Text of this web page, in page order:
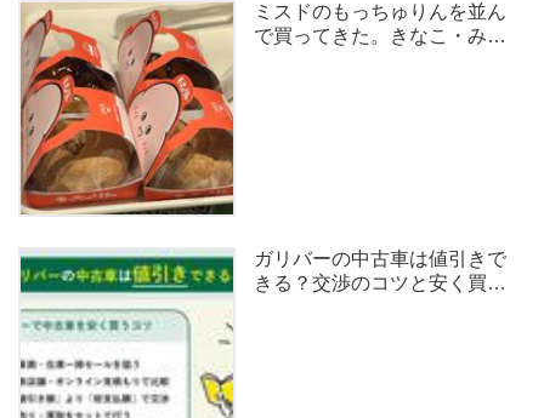
ミスドのもっちゅりんを並ん
で買ってきた。きなこ・みた
ガリバーの中古車は値引きで
きる？交渉のコツと安く買う